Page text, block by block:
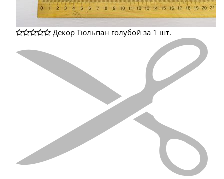
Декор Тюльпан голубой за 1 шт.